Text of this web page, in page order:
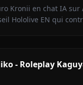
Kronii en chat IA
Hololive EN qui
- Roleplay